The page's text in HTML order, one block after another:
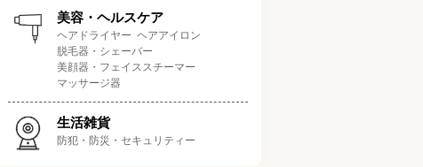
濃いヒゲもスッキリ深剃りする
洗浄機付きモデル
72枚刃
滑らかな剃り心地と手入れのし
27枚刃
美容・ヘルスケア
ヘアドライヤー ヘアアイロン
脱毛器・シェーバー
美顔器・フェイススチーマー
マッサージ器
生活雑貨
防犯・防災・セキュリティー